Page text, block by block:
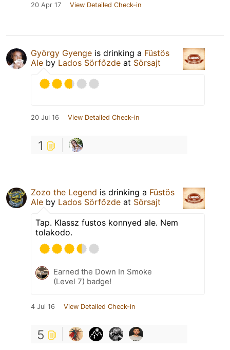
20 Apr 17 View Detailed Check-in
György Gyenge is drinking a Füstös
Ale by Lados Sörfőzde at Sörsajt
20 Jul 16 View Detailed Check-in
1
Zozo the Legend is drinking a Füstös
Ale by Lados Sörfőzde at Sörsajt
Tap. Klassz fustos konnyed ale. Nem
tolakodo.
Earned the Down In Smoke
(Level 7) badge!
4 Jul 16 View Detailed Check-in
5